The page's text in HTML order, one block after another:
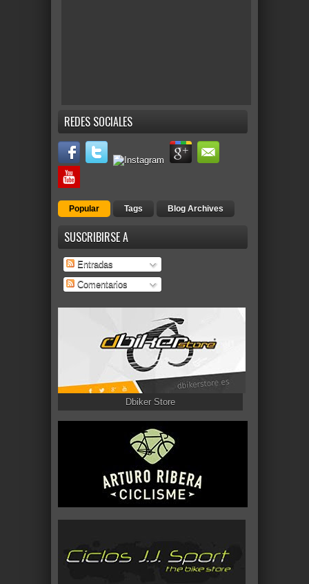
REDES SOCIALES
Popular Tags Blog Archives
SUSCRIBIRSE A
Entradas
Comentarios
Dbiker Store